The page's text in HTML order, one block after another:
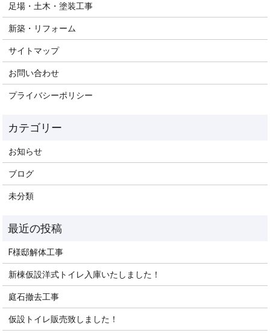
足場・土木・塗装工事
新築・リフォーム
サイトマップ
お問い合わせ
プライバシーポリシー
お知らせ
ブログ
未分類
F様邸解体工事
新棟仮設洋式トイレ入庫いたしました！
庭石撤去工事
仮設トイレ販売致しました！